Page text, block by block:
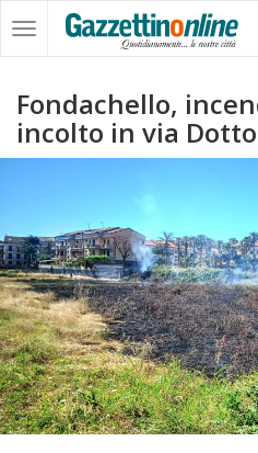
Fondachello,
incolto in via